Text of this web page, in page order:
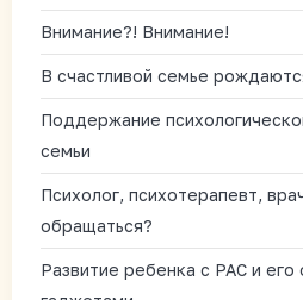
Внимание?! Внимание!
В счастливой семье
Поддержание
семьи
Психолог, психотерапевт,
обращаться?
Развитие ребенка с РАС и его